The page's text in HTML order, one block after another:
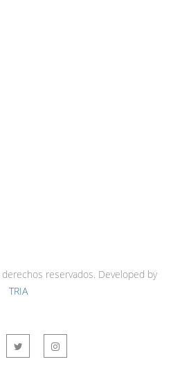
reservados. Developed by
TRIA